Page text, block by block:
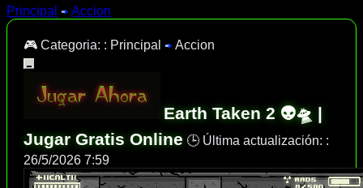
Principal Accion
🎮 Categoria: : Principal Accion
Earth Taken 2 👽🛸 |
Jugar Gratis Online 🕒 Última actualización: :
26/5/2026 7:59